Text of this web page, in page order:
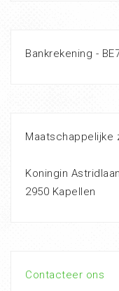
Bankrekening -
Maatschappelijke
Koningin
2950 Kapellen
Contacteer ons